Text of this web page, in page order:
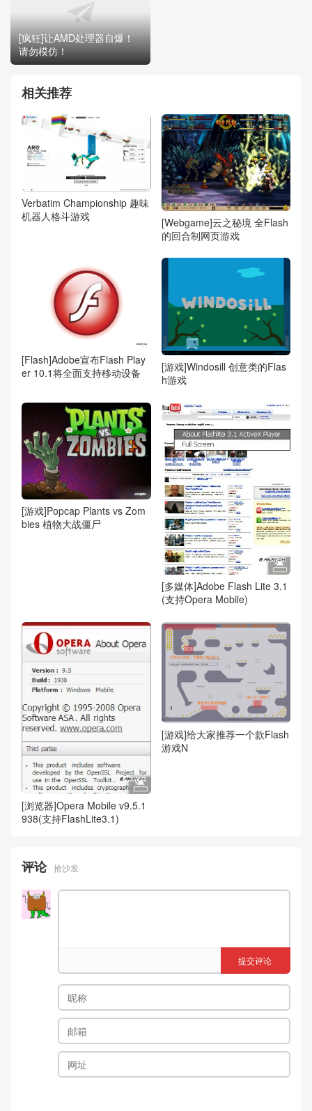
[疯狂]让AMD处理器自爆！
请勿模仿！
相关推荐
Verbatim Championship 趣味
机器人格斗游戏
[Webgame]云之秘境 全Flash
的回合制网页游戏
[Flash]Adobe宣布Flash Play
er 10.1将全面支持移动设备
[游戏]Windosill 创意类的Flas
h游戏
[游戏]Popcap Plants vs Zom
bies 植物大战僵尸
[多媒体]Adobe Flash Lite 3.1
(支持Opera Mobile)
[浏览器]Opera Mobile v9.5.1
938(支持FlashLite3.1)
[游戏]给大家推荐一个款Flash
游戏N
评论 抢沙发
提交评论